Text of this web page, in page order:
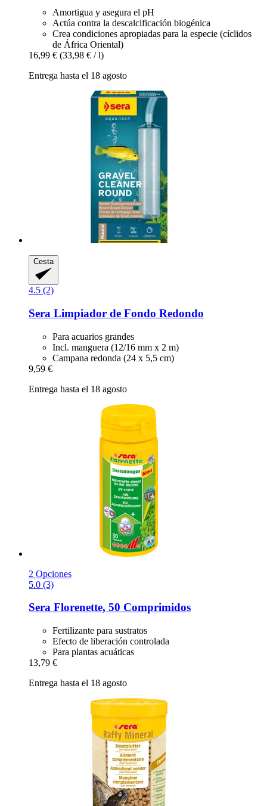
Amortigua y asegura el pH
Actúa contra la descalcificación biogénica
Crea condiciones apropiadas para la especie (cíclidos
de África Oriental)
16,99 € (33,98 € / l)
Entrega hasta el 18 agosto
Cesta
4.5 (2)
Sera Limpiador de Fondo Redondo
Para acuarios grandes
Incl. manguera (12/16 mm x 2 m)
Campana redonda (24 x 5,5 cm)
9,59 €
Entrega hasta el 18 agosto
2 Opciones
5.0 (3)
Sera Florenette, 50 Comprimidos
Fertilizante para sustratos
Efecto de liberación controlada
Para plantas acuáticas
13,79 €
Entrega hasta el 18 agosto